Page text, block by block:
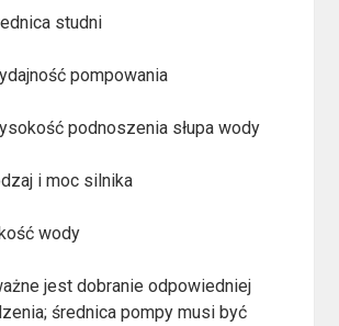
studni
pompowania
podnoszenia słupa wody
i moc silnika
wody
jest dobranie odpowiedniej
średnica pompy musi być